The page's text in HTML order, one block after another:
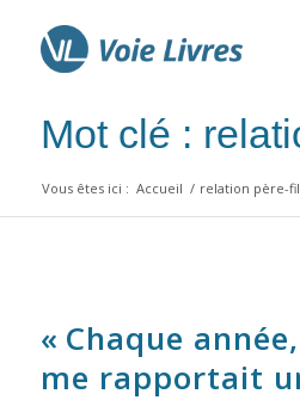
Mot clé :
Vous êtes ici : Accueil / relation père-
« Chaque
me rapportait